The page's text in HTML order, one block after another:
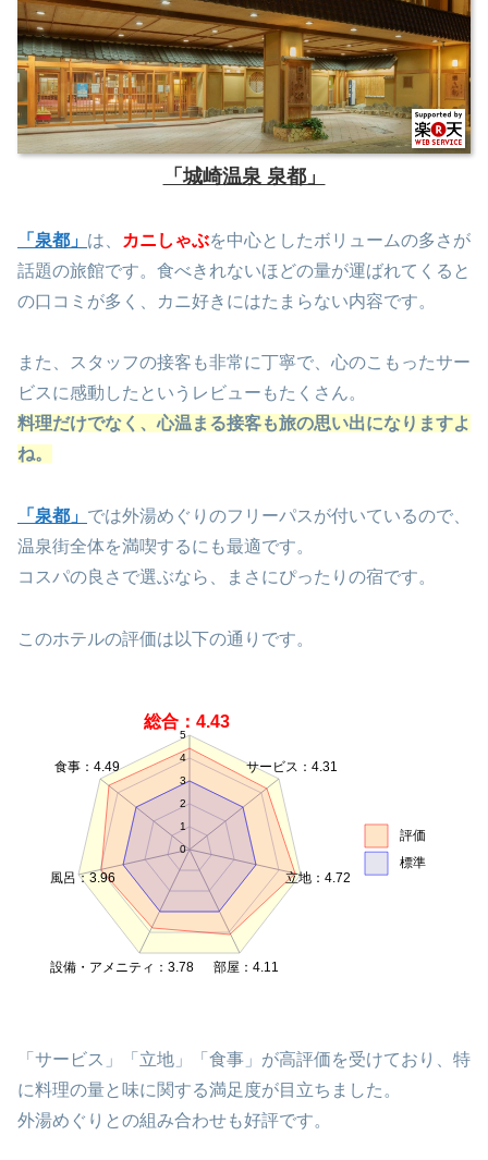
「城崎温泉 泉都」
「泉都」 は、 カニしゃぶを中心としたボリュームの多さが
話題の旅館です。食べきれないほどの量が運ばれてくると
の口コミが多く、カニ好きにはたまらない内容です。
また、スタッフの接客も非常に丁寧で、心のこもったサー
ビスに感動したというレビューもたくさん。
料理だけでなく、心温まる接客も旅の思い出になりますよ
ね。
「泉都」 では外湯めぐりのフリーパスが付いているので、
温泉街全体を満喫するにも最適です。
コスパの良さで選ぶなら、まさにぴったりの宿です。
このホテルの評価は以下の通りです。
0
1
2
3
4
5
総合：4.43
サービス：4.31
立地：4.72
部屋：4.11
設備・アメニティ：3.78
風呂：3.96
食事：4.49
評価
標準
「サービス」「立地」「食事」が高評価を受けており、特
に料理の量と味に関する満足度が目立ちました。
外湯めぐりとの組み合わせも好評です。